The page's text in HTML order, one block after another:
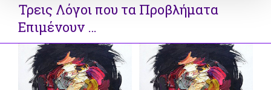
Τρεις Λόγοι που τα Προβλήματα
Επιμένουν …